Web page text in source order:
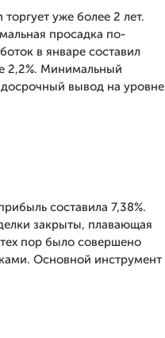
уже более 2 лет.
просадка по-
в январе составил
2,2%. Минимальный
вывод на уровне
составила 7,38%.
закрыты, плавающая
тех пор было совершено
Основной инструмент